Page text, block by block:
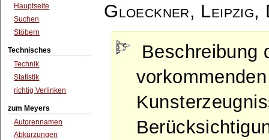
Hauptseite
Suchen
Stöbern
Technisches
Technik
Statistik
richtig Verlinken
zum Meyers
Autorennamen
Abkürzungen
Gloeckner, Leipzig,
Beschreibung